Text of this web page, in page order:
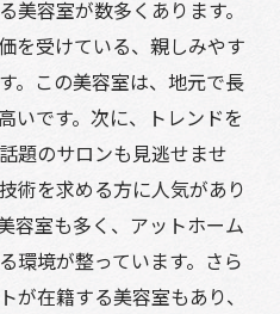
したい自分のスタイル
ひとときを楽しむ
容室の選び方
する非日常の癒し
室のサービス
がもたらすリフレッシ
美容室が数多くあります。
を受けている、親しみやす
。この美容室は、地元で長
いです。次に、トレンドを
題のサロンも見逃せませ
術を求める方に人気があり
容室も多く、アットホーム
環境が整っています。さら
が在籍する美容室もあり、